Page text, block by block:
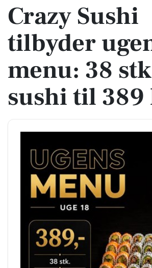
Crazy Sushi
tilbyder
menu: 38
sushi til 389